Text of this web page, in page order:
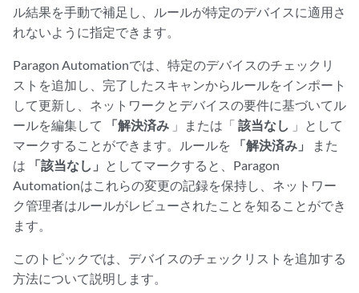
ル結果を手動で補足し、ルールが特定のデバイスに適用さ
れないように指定できます。
Paragon Automationでは、特定のデバイスのチェックリ
ストを追加し、完了したスキャンからルールをインポート
して更新し、ネットワークとデバイスの要件に基づいてル
ールを編集して
「解決済み 」または「 該当なし 」として
マークすることができます。ルールを
「解決済み」
また
は
「該当なし」 としてマークすると、Paragon
Automationはこれらの変更の記録を保持し、ネットワー
ク管理者はルールがレビューされたことを知ることができ
ます。
このトピックでは、デバイスのチェックリストを追加する
方法について説明します。